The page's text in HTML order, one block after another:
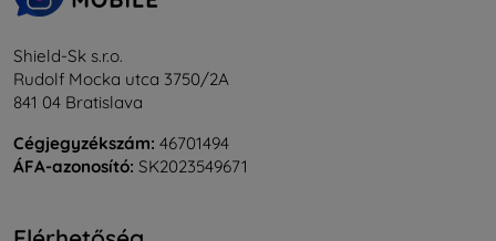
Shield-Sk s.r.o.
Rudolf Mocka utca 3750/2A
841 04 Bratislava
Cégjegyzékszám: 46701494
ÁFA-azonosító: SK2023549671